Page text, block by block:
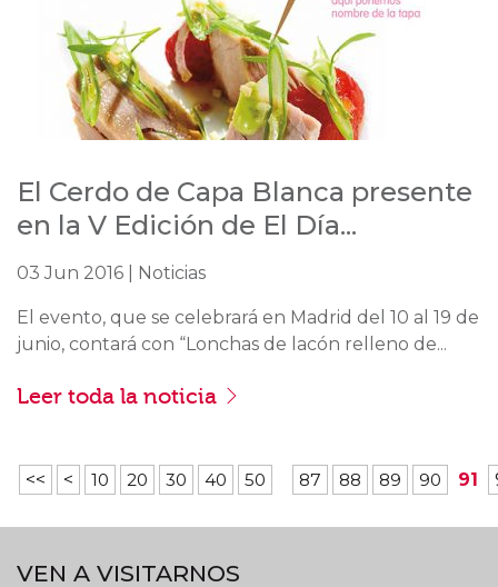
El Cerdo de Capa Blanca presente
en la V Edición de El Día...
03 Jun 2016 | Noticias
El evento, que se celebrará en Madrid del 10 al 19 de
junio, contará con “Lonchas de lacón relleno de...
Leer toda la noticia
<< < 10 20 30 40 50 87 88 89 90 91
VEN A VISITARNOS